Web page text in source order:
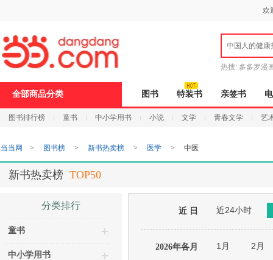
欢
中国人的健康
热搜: 多多罗漫
全部商品分类 图书 特装书 亲签书
图书排行榜 童书 中小学用书 小说 文学 青春文学 艺
打
开
无
障
页
加
当当网 > 图书榜 > 新书热卖榜 > 医学 > 中医
新书热卖榜 TOP50
分类排行
童书
中小学用书
近 日 近24小时
2026年各月 1月 2月